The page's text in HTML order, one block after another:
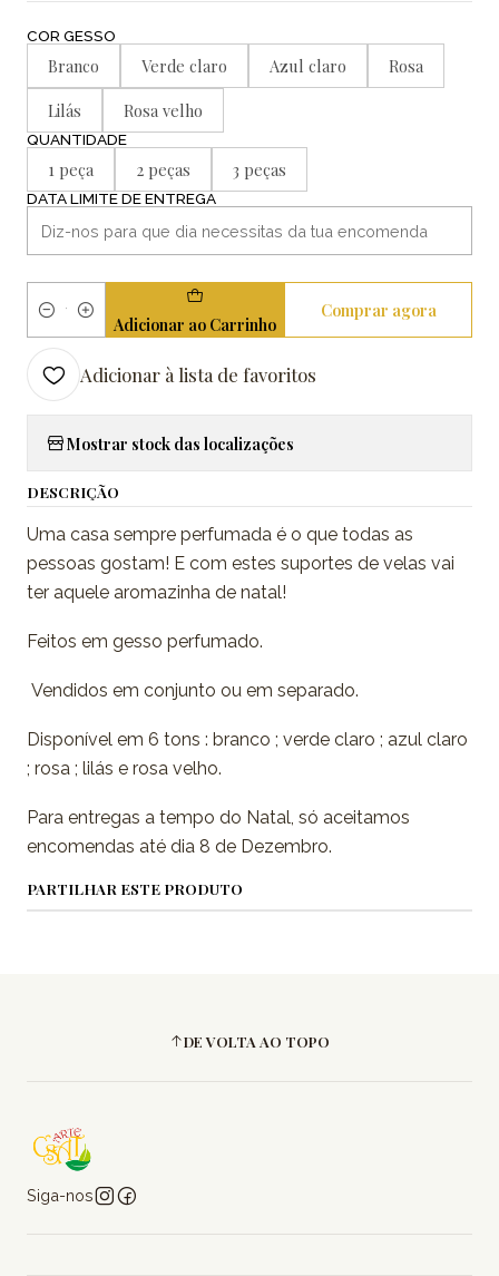
COR GESSO
Branco Verde claro Azul claro
Rosa
Lilás
Rosa velho
QUANTIDADE
1 peça 2 peças 3 peças
DATA LIMITE DE ENTREGA
Quantidade Adicionar ao Carrinho
Comprar agora
Adicionar à lista de favoritos
Mostrar stock das localizações
DESCRIÇÃO
Uma casa sempre perfumada é o que todas as
pessoas gostam! E com estes suportes de velas vai
ter aquele aromazinha de natal!
Feitos em gesso perfumado.
Vendidos em conjunto ou em separado.
Disponível em 6 tons : branco ; verde claro ; azul claro
; rosa ; lilás e rosa velho.
Para entregas a tempo do Natal, só aceitamos
encomendas até dia 8 de Dezembro.
PARTILHAR ESTE PRODUTO
DE VOLTA AO TOPO
Siga-nos